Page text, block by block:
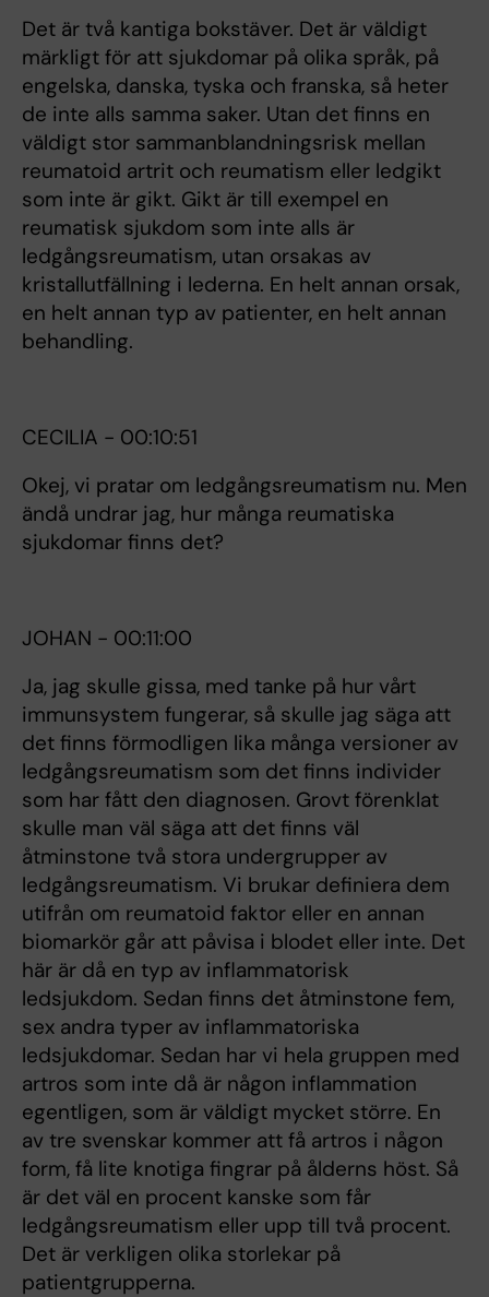
Det är två kantiga bokstäver. Det är väldigt
märkligt för att sjukdomar på olika språk, på
engelska, danska, tyska och franska, så heter
de inte alls samma saker. Utan det finns en
väldigt stor sammanblandningsrisk mellan
reumatoid artrit och reumatism eller ledgikt
som inte är gikt. Gikt är till exempel en
reumatisk sjukdom som inte alls är
ledgångsreumatism, utan orsakas av
kristallutfällning i lederna. En helt annan orsak,
en helt annan typ av patienter, en helt annan
behandling.
CECILIA - 00:10:51
Okej, vi pratar om ledgångsreumatism nu. Men
ändå undrar jag, hur många reumatiska
sjukdomar finns det?
JOHAN - 00:11:00
Ja, jag skulle gissa, med tanke på hur vårt
immunsystem fungerar, så skulle jag säga att
det finns förmodligen lika många versioner av
ledgångsreumatism som det finns individer
som har fått den diagnosen. Grovt förenklat
skulle man väl säga att det finns väl
åtminstone två stora undergrupper av
ledgångsreumatism. Vi brukar definiera dem
utifrån om reumatoid faktor eller en annan
biomarkör går att påvisa i blodet eller inte. Det
här är då en typ av inflammatorisk
ledsjukdom. Sedan finns det åtminstone fem,
sex andra typer av inflammatoriska
ledsjukdomar. Sedan har vi hela gruppen med
artros som inte då är någon inflammation
egentligen, som är väldigt mycket större. En
av tre svenskar kommer att få artros i någon
form, få lite knotiga fingrar på ålderns höst. Så
är det väl en procent kanske som får
ledgångsreumatism eller upp till två procent.
Det är verkligen olika storlekar på
patientgrupperna.